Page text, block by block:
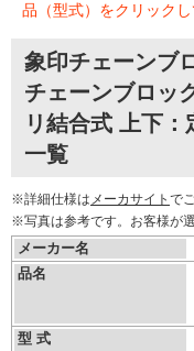
品（型式）をクリックし
象印チェーンブ
チェーンブロッ
リ結合式 上下
一覧
※詳細仕様は メーカサイト で
※写真は参考です。お客様が
メーカー名
品名
型 式